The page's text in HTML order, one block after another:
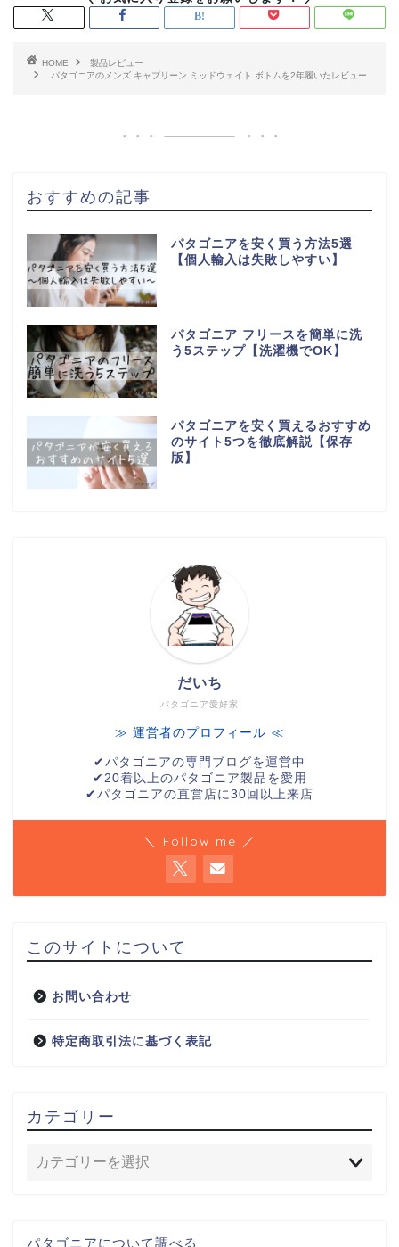
HOME
製品レビュー
パタゴニアのメンズ キャプリーン ミッドウェイト ボトムを2年履いたレビュー
おすすめの記事
パタゴニアを安く買う方法5選
【個人輸入は失敗しやすい】
パタゴニア フリースを簡単に洗
う5ステップ【洗濯機でOK】
パタゴニアを安く買えるおすすめ
のサイト5つを徹底解説【保存
版】
パタゴニア愛好家
だいち
≫ 運営者のプロフィール ≪
✔︎パタゴニアの専門ブログを運営中
✔︎20着以上のパタゴニア製品を愛用
✔︎パタゴニアの直営店に30回以上来店
＼ Follow me ／
このサイトについて
お問い合わせ
特定商取引法に基づく表記
カテゴリー
パタゴニアについて調べる